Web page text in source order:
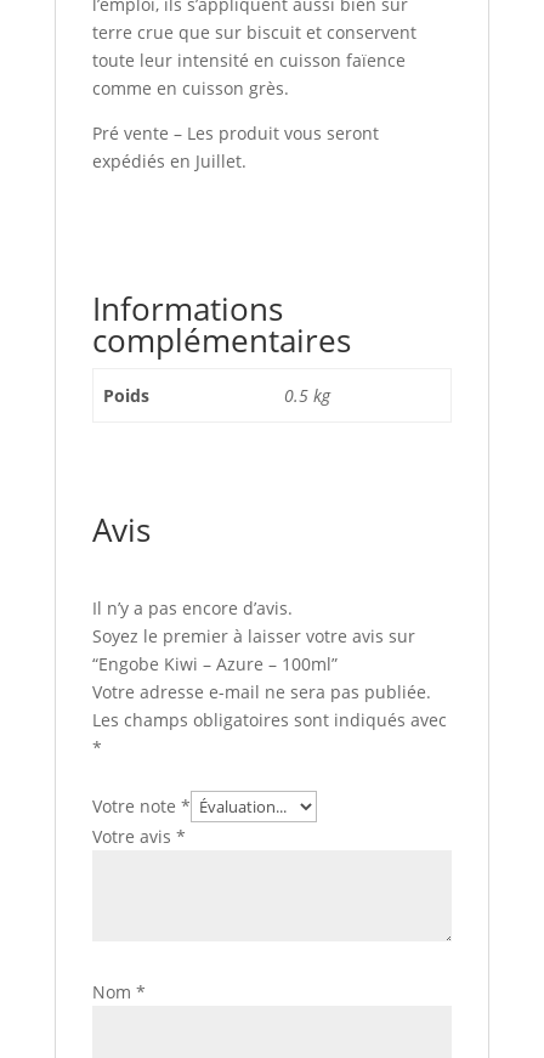
terre crue que sur biscuit et conservent
toute leur intensité en cuisson faïence
comme en cuisson grès.
Pré vente – Les produit vous seront
expédiés en Juillet.
Informations
complémentaires
Poids 0.5 kg
Avis
Il n’y a pas encore d’avis.
Soyez le premier à laisser votre avis sur
“Engobe Kiwi – Azure – 100ml”
Votre adresse e-mail ne sera pas publiée.
Les champs obligatoires sont indiqués avec
*
Votre note *
Votre avis *
Nom *